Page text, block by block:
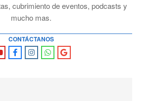
cubrimiento de eventos, podcasts y
mucho mas.
CONTÁCTANOS